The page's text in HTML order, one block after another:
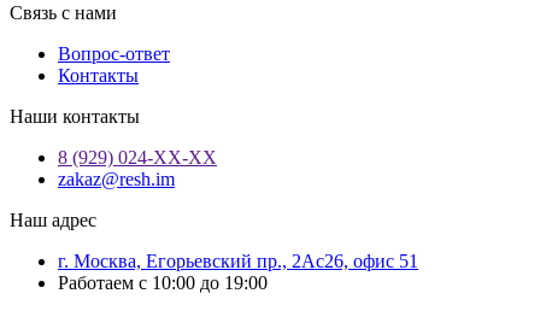
Связь с нами
Вопрос-ответ
Контакты
Наши контакты
8 (929) 024-ХХ-ХХ
zakaz@resh.im
Наш адрес
г. Москва, Егорьевский пр., 2Ас26, офис 51
Работаем с 10:00 до 19:00